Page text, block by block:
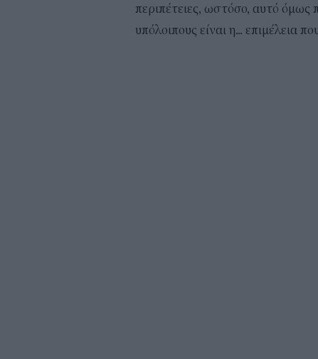
περιπέτειες, ωστόσο, αυτό όμως
υπόλοιπους είναι η... επιμέλεια